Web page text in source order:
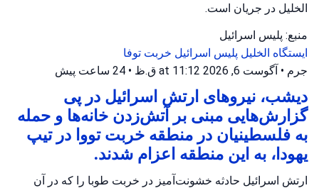
الخلیل در جریان است.
منبع: پلیس اسرائیل
ایستگاه الخلیل پلیس اسرائیل خربت توفا
جرم • آگوست 6, 2026 at 11:12 ق.ظ • 24 ساعت پیش
دیشب، نیروهای ارتش اسرائیل در پی
گزارش‌هایی مبنی بر آتش‌زدن خانه‌ها و حمله
به فلسطینیان در منطقه خربت تووا در تیپ
یهودا، به این منطقه اعزام شدند.
ارتش اسرائیل حادثه خشونت‌آمیز در خربت طوبا را که در آن